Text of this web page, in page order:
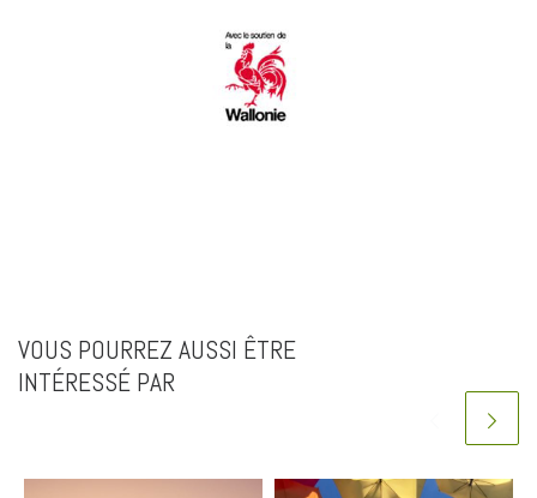
VOUS POURREZ AUSSI ÊTRE
INTÉRESSÉ PAR